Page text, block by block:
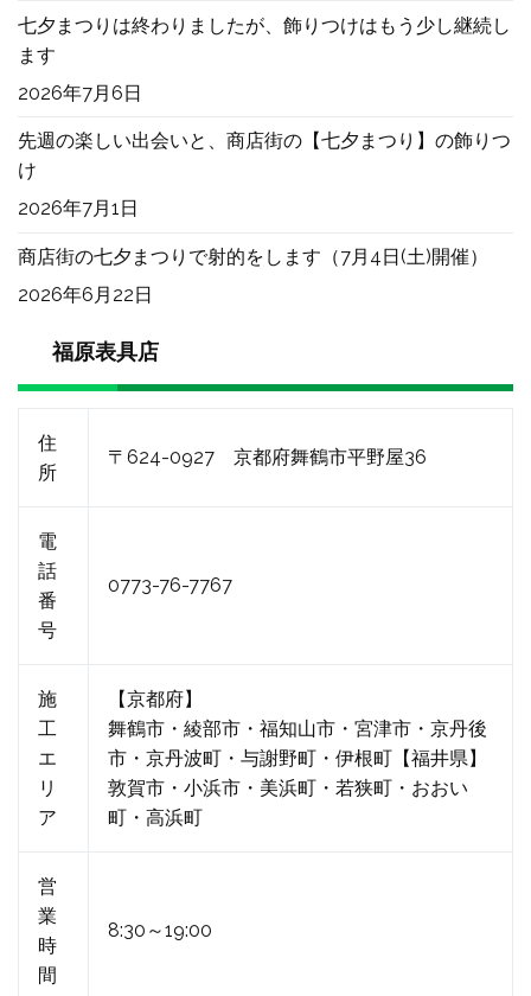
七夕まつりは終わりましたが、飾りつけはもう少し継続し
ます
2026年7月6日
先週の楽しい出会いと、商店街の【七夕まつり】の飾りつ
け
2026年7月1日
商店街の七夕まつりで射的をします（7月4日(土)開催）
2026年6月22日
福原表具店
住
所
〒624-0927 京都府舞鶴市平野屋36
電
話
番
号
0773-76-7767
施
工
エ
リ
ア
【京都府】
舞鶴市・綾部市・福知山市・宮津市・京丹後
市・京丹波町・与謝野町・伊根町【福井県】
敦賀市・小浜市・美浜町・若狭町・おおい
町・高浜町
営
業
時
間
8:30～19:00